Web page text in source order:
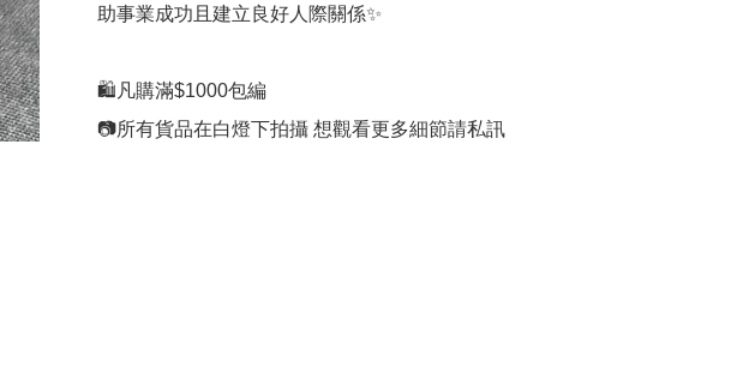
助事業成功且建立良好人際關係✨
🛍凡購滿$1000包編
📷所有貨品在白燈下拍攝 想觀看更多細節請私訊